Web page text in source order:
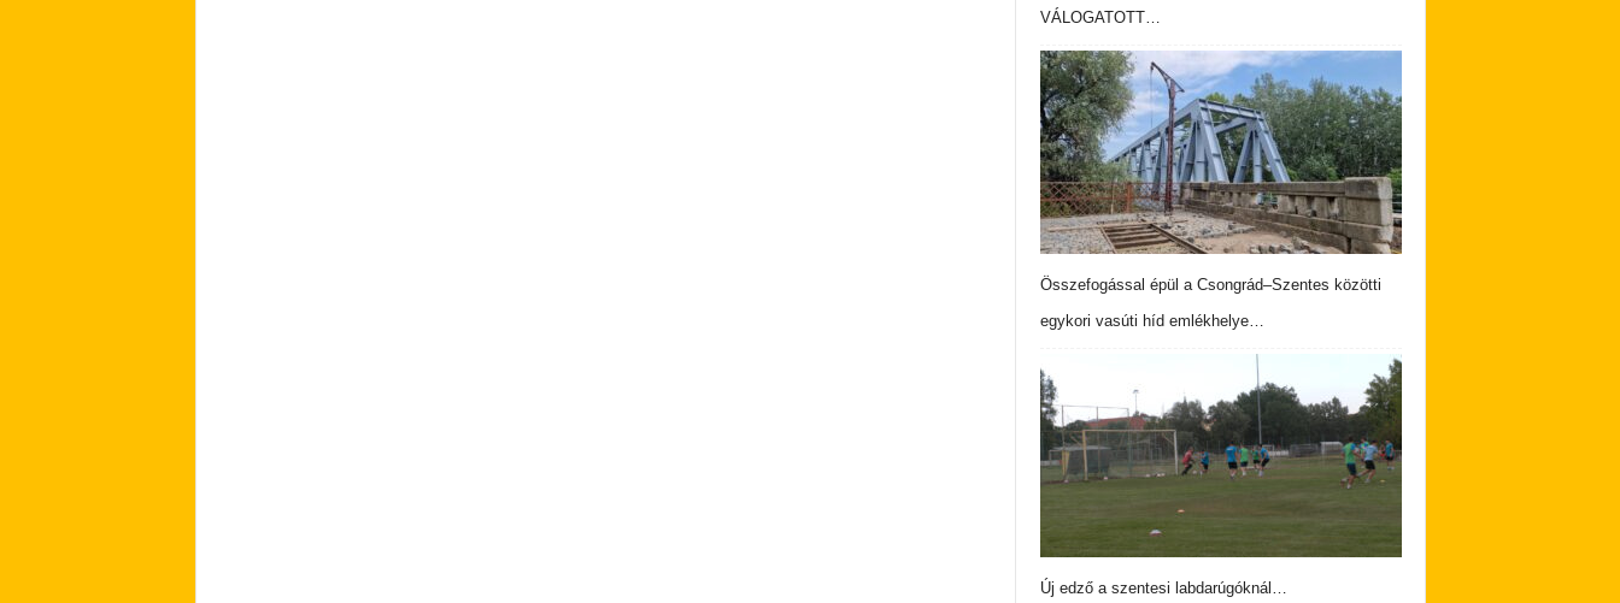
VÁLOGATOTT…
Összefogással épül a Csongrád–Szentes közötti
egykori vasúti híd emlékhelye…
Új edző a szentesi labdarúgóknál…